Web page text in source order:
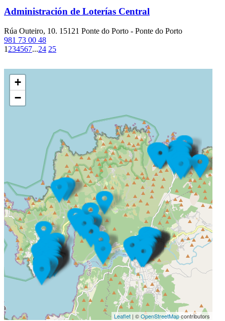
Administración de Loterías Central
Rúa Outeiro, 10. 15121 Ponte do Porto - Ponte do Porto
981 73 00 48
1 234567...24 25
+
−
Leaflet| ©OpenStreetMapcontributors